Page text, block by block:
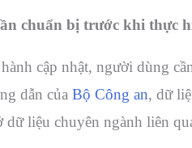
chuẩn bị trước khi thực
cập nhật, người dùng
dẫn của Bộ Công an, dữ
dữ liệu chuyên ngành liên